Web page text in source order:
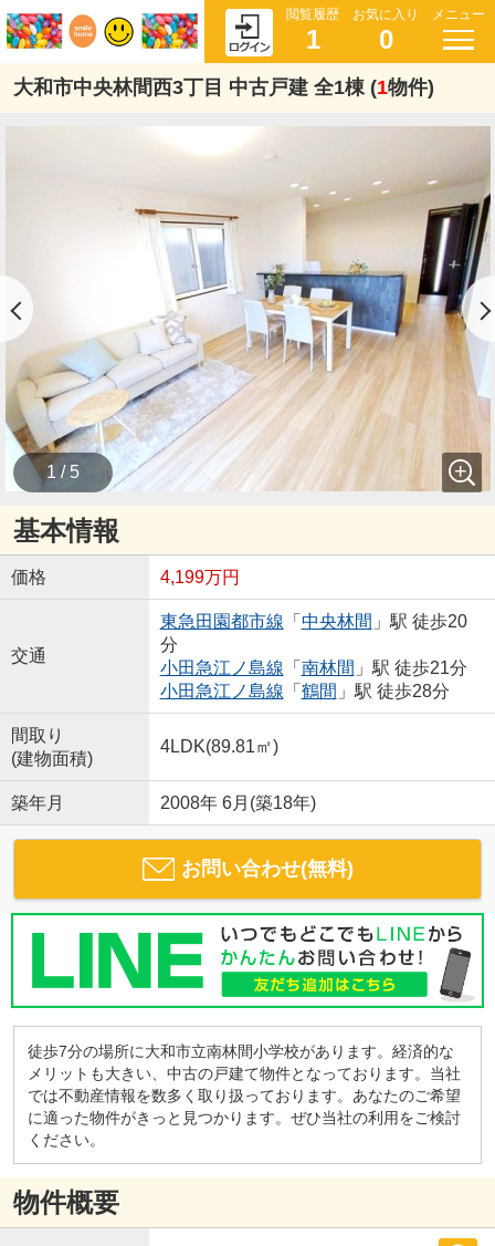
閲覧履歴
1
お気に入り
0
メニュー
大和市中央林間西3丁目 中古戸建 全1棟 (1物件)
1 / 5
基本情報
価格 4,199万円
交通
東急田園都市線 「 中央林間 」駅 徒歩20
分
小田急江ノ島線 「 南林間 」駅 徒歩21分
小田急江ノ島線 「 鶴間 」駅 徒歩28分
間取り
(建物面積)
4LDK(89.81㎡)
築年月 2008年 6月(築18年)
お問い合わせ(無料)
徒歩7分の場所に大和市立南林間小学校があります。経済的な
メリットも大きい、中古の戸建て物件となっております。当社
では不動産情報を数多く取り扱っております。あなたのご希望
に適った物件がきっと見つかります。ぜひ当社の利用をご検討
ください。
物件概要